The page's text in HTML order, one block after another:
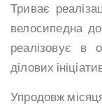
Триває
велосипедна
реалізовує в
ділових
Упродовж